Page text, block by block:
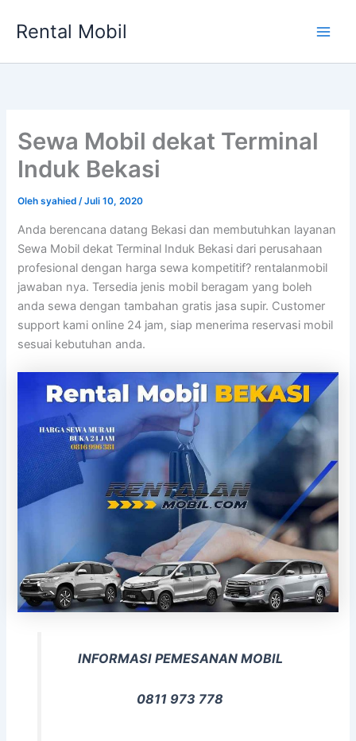
Rental Mobil
Sewa Mobil dekat Terminal
Induk Bekasi
Olehsyahied/Juli 10, 2020
Anda berencana datang Bekasi dan membutuhkan layanan
Sewa Mobil dekat Terminal Induk Bekasi dari perusahaan
profesional dengan harga sewa kompetitif? rentalanmobil
jawaban nya. Tersedia jenis mobil beragam yang boleh
anda sewa dengan tambahan gratis jasa supir. Customer
support kami online 24 jam, siap menerima reservasi mobil
sesuai kebutuhan anda.
INFORMASI PEMESANAN MOBIL
0811 973 778